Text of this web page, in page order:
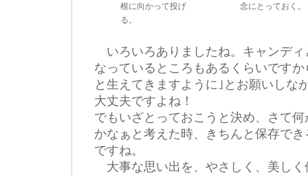
根に向かって投げ
る。
念にとっておく。
いろいろありましたね。キャンディ
なっているところもあるくらいです
と生えてきますように｣とお願いしな
大丈夫ですよね！
でもいざとっておこうと決め、さて
かなぁと考えた時、きちんと保存で
ですね。
大事な思い出を、やさしく、美し